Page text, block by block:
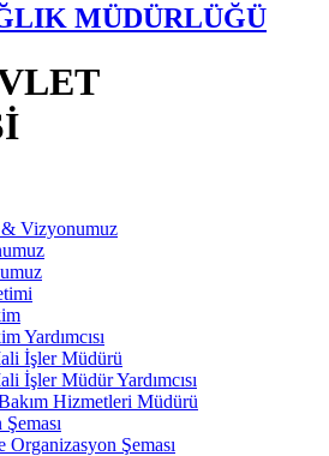
MÜDÜRLÜĞÜ
Vizyonumuz
Yardımcısı
İşler Müdürü
İşler Müdür Yardımcısı
Hizmetleri Müdürü
Organizasyon Şeması